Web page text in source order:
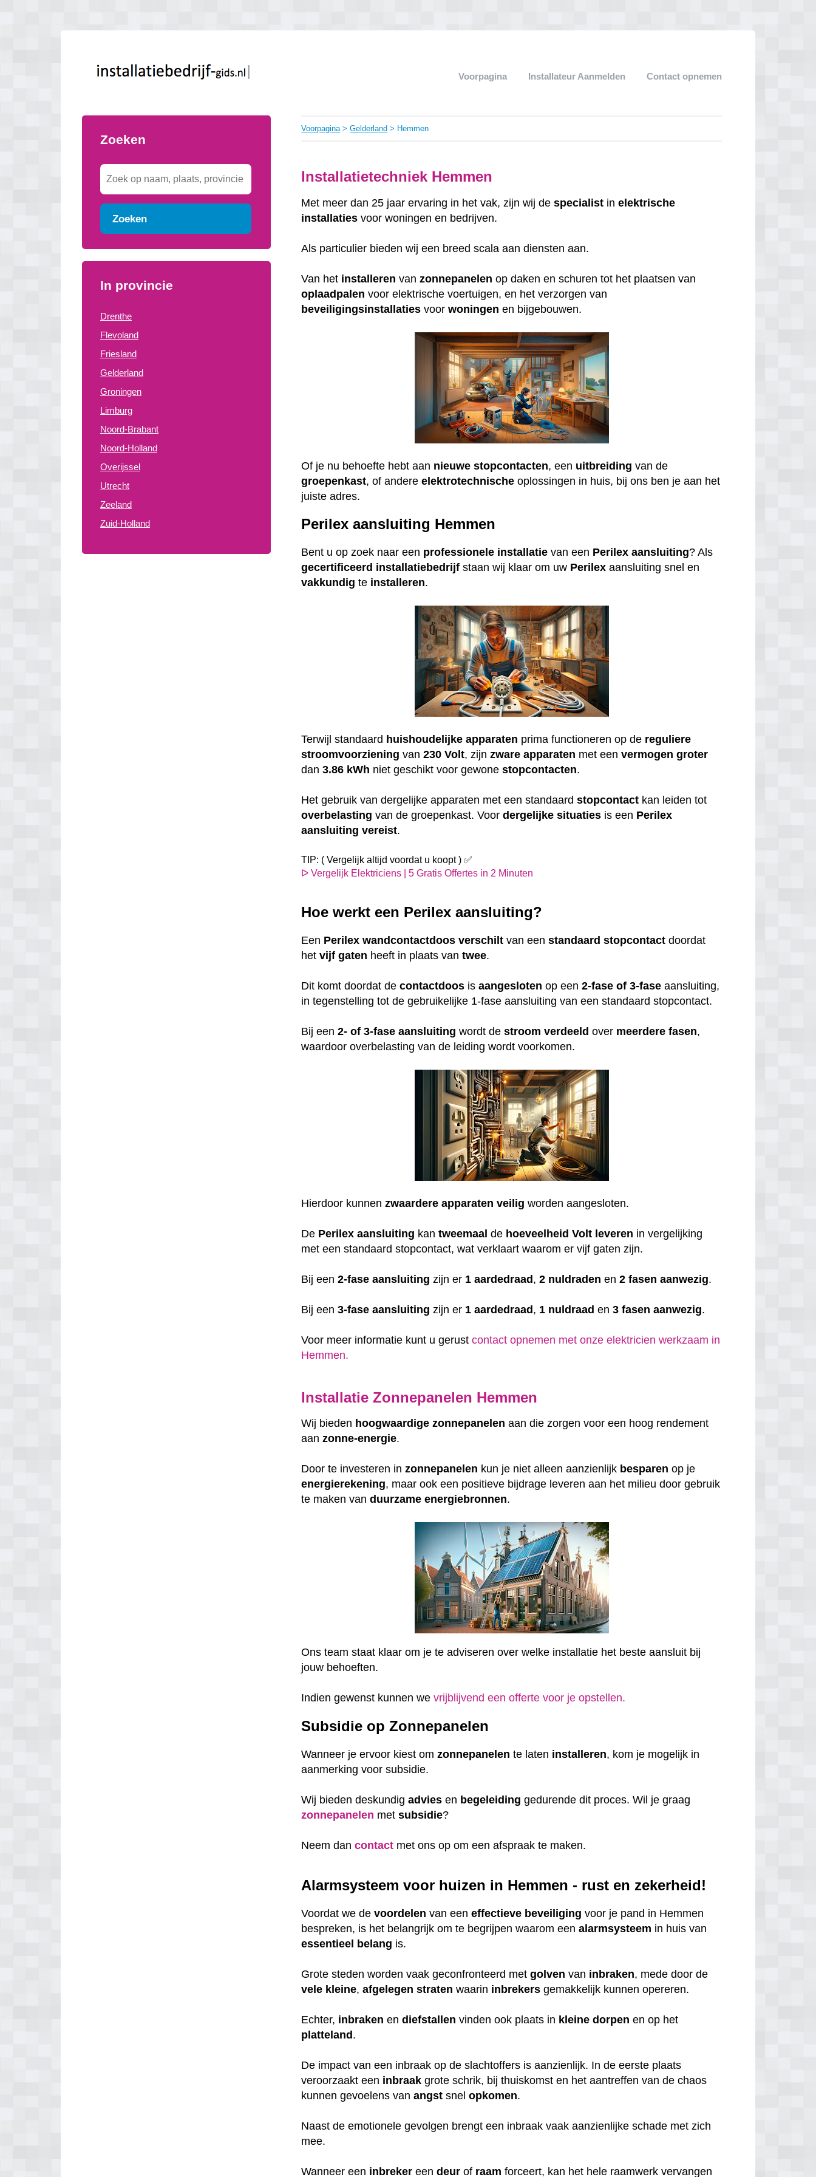
Voorpagina Installateur Aanmelden Contact opnemen
Zoeken
Zoeken
In provincie
Drenthe
Flevoland
Friesland
Gelderland
Groningen
Limburg
Noord-Brabant
Noord-Holland
Overijssel
Utrecht
Zeeland
Zuid-Holland
Voorpagina>Gelderland > Hemmen
Installatietechniek Hemmen
Met meer dan 25 jaar ervaring in het vak, zijn wij despecialist inelektrische
installaties voor woningen en bedrijven.
Als particulier bieden wij een breed scala aan diensten aan.
Van het installeren vanzonnepanelen op daken en schuren tot het plaatsen van
oplaadpalen voor elektrische voertuigen, en het verzorgen van
beveiligingsinstallaties voorwoningen en bijgebouwen.
Of je nu behoefte hebt aan nieuwe stopcontacten, een uitbreiding van de
groepenkast, of andereelektrotechnische oplossingen in huis, bij ons ben je aan het
juiste adres.
Perilex aansluiting Hemmen
Bent u op zoek naar een professionele installatie van een Perilex aansluiting? Als
gecertificeerd installatiebedrijf staan wij klaar om uw Perilex aansluiting snel en
vakkundig te installeren.
Terwijl standaard huishoudelijke apparaten prima functioneren op de reguliere
stroomvoorziening van230 Volt, zijnzware apparaten met eenvermogen groter
dan3.86 kWh niet geschikt voor gewonestopcontacten.
Het gebruik van dergelijke apparaten met een standaardstopcontact kan leiden tot
overbelasting van de groepenkast. Voordergelijke situaties is een Perilex
aansluiting vereist.
TIP: ( Vergelijk altijd voordat u koopt ) ✅
ᐅ Vergelijk Elektriciens | 5 Gratis Offertes in 2 Minuten
Hoe werkt een Perilex aansluiting?
Een Perilex wandcontactdoos verschilt van eenstandaard stopcontact doordat
het vijf gaten heeft in plaats vantwee.
Dit komt doordat decontactdoos isaangesloten op een2-fase of 3-fase aansluiting,
in tegenstelling tot de gebruikelijke 1-fase aansluiting van een standaard stopcontact.
Bij een2- of 3-fase aansluiting wordt destroom verdeeld over meerdere fasen,
waardoor overbelasting van de leiding wordt voorkomen.
Hierdoor kunnenzwaardere apparaten veilig worden aangesloten.
De Perilex aansluiting kantweemaal de hoeveelheid Volt leveren in vergelijking
met een standaard stopcontact, wat verklaart waarom er vijf gaten zijn.
Bij een2-fase aansluiting zijn er 1 aardedraad,2 nuldraden en2 fasen aanwezig.
Bij een3-fase aansluiting zijn er 1 aardedraad, 1 nuldraad en3 fasen aanwezig.
Voor meer informatie kunt u gerustcontact opnemen met onze elektricien werkzaam in
Hemmen.
Installatie Zonnepanelen Hemmen
Wij bieden hoogwaardige zonnepanelen aan die zorgen voor een hoog rendement
aanzonne-energie.
Door te investeren inzonnepanelen kun je niet alleen aanzienlijk besparen op je
energierekening, maar ook een positieve bijdrage leveren aan het milieu door gebruik
te maken vanduurzame energiebronnen.
Ons team staat klaar om je te adviseren over welke installatie het beste aansluit bij
jouw behoeften.
Indien gewenst kunnen wevrijblijvend een offerte voor je opstellen.
Subsidie op Zonnepanelen
Wanneer je ervoor kiest omzonnepanelen te laten installeren, kom je mogelijk in
aanmerking voor subsidie.
Wij bieden deskundigadvies en begeleiding gedurende dit proces. Wil je graag
zonnepanelen metsubsidie?
Neem dancontact met ons op om een afspraak te maken.
Alarmsysteem voor huizen in Hemmen - rust en zekerheid!
Voordat we devoordelen van eeneffectieve beveiliging voor je pand in Hemmen
bespreken, is het belangrijk om te begrijpen waarom eenalarmsysteem in huis van
essentieel belang is.
Grote steden worden vaak geconfronteerd metgolven van inbraken, mede door de
vele kleine,afgelegen straten waarin inbrekers gemakkelijk kunnen opereren.
Echter, inbraken endiefstallen vinden ook plaats in kleine dorpen en op het
platteland.
De impact van een inbraak op de slachtoffers is aanzienlijk. In de eerste plaats
veroorzaakt een inbraak grote schrik, bij thuiskomst en het aantreffen van de chaos
kunnen gevoelens vanangst snelopkomen.
Naast de emotionele gevolgen brengt een inbraak vaak aanzienlijke schade met zich
mee.
Wanneer een inbreker eendeur of raam forceert, kan het hele raamwerk vervangen